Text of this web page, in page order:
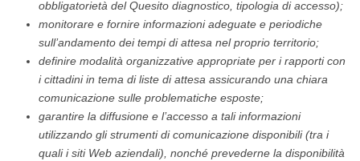
obbligatorietà del Quesito diagnostico, tipologia di accesso);
monitorare e fornire informazioni adeguate e periodiche
sull’andamento dei tempi di attesa nel proprio territorio;
definire modalità organizzative appropriate per i rapporti con
i cittadini in tema di liste di attesa assicurando una chiara
comunicazione sulle problematiche esposte;
garantire la diffusione e l’accesso a tali informazioni
utilizzando gli strumenti di comunicazione disponibili (tra i
quali i siti Web aziendali), nonché prevederne la disponibilità